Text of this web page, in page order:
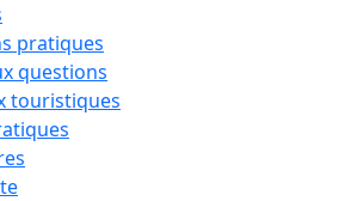
pratiques
questions
touristiques